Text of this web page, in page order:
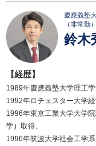
慶應義塾
（非常勤）
鈴木
【経歴】
1989年慶應義塾大学理工学
1992年ロチェスター大学
1996年東京工業大学大学
学）取得。
1996年筑波大学社会工学